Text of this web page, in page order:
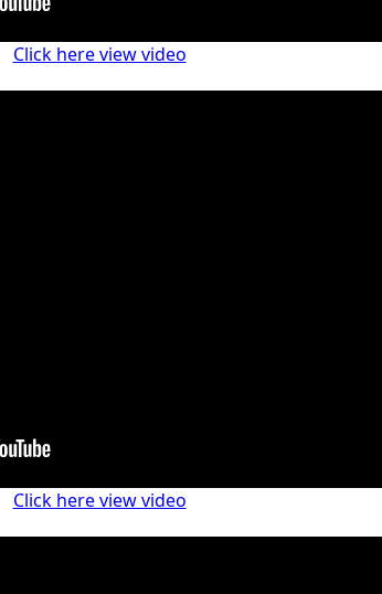
Click here view video
Click here view video